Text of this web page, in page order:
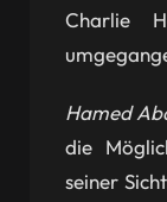
Charlie
Hamed
die
seiner